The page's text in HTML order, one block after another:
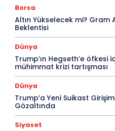
Borsa
Altın Yükselecek mi? Gram
Beklentisi
Dünya
Trump’ın Hegseth’e öfkesi
mühimmat krizi tartışması
Dünya
Trump’a Yeni Suikast
Gözaltında
Siyaset